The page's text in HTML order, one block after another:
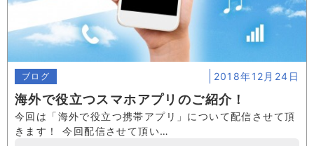
海外で役立つスマホアプリのご紹介！
ブログ 2018年12月24日
今回は「海外で役立つ携帯アプリ」について配信させて頂
きます！ 今回配信させて頂い…